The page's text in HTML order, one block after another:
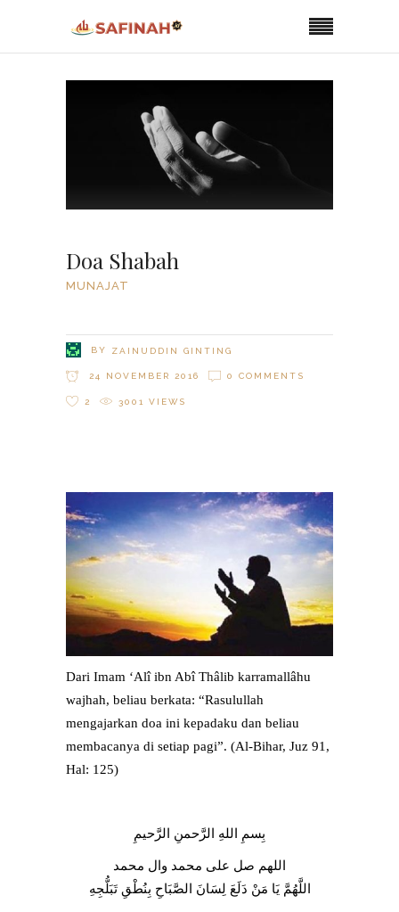
Doa Shabah
MUNAJAT
BY ZAINUDDIN GINTING
24 NOVEMBER 2016 0 COMMENTS
2 3001 VIEWS
Dari Imam ‘Alî ibn Abî Thâlib karramallâhu
wajhah, beliau berkata: “Rasulullah
mengajarkan doa ini kepadaku dan beliau
membacanya di setiap pagi”. (Al-Bihar, Juz 91,
Hal: 125)
بِسمِ اللهِ الرَّحمنِ الرَّحيمِ
اللهم صل على محمد وال محمد
اللَّهُمَّ يَا مَنْ دَلَعَ لِسَانَ الصَّبَاحِ بِنُطْقِ تَبَلُّجِهِ